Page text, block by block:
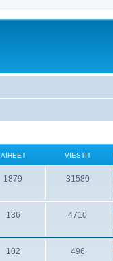
AIHEET VIESTIT
1879 31580
136 4710
102 496